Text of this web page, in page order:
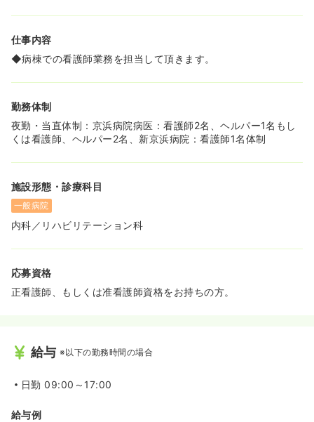
仕事内容
◆病棟での看護師業務を担当して頂きます。
勤務体制
夜勤・当直体制：京浜病院病医：看護師2名、ヘルパー1名もし
くは看護師、ヘルパー2名、新京浜病院：看護師1名体制
施設形態・診療科目
一般病院
内科／リハビリテーション科
応募資格
正看護師、もしくは准看護師資格をお持ちの方。
給与 ※以下の勤務時間の場合
日勤 09:00～17:00
給与例